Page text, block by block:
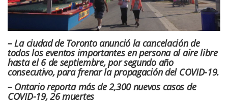
– La ciudad de Toronto anunció la cancelación de
todos los eventos importantes en persona al aire libre
hasta el 6 de septiembre, por segundo año
consecutivo, para frenar la propagación del COVID-19.
– Ontario reporta más de 2,300 nuevos casos de
COVID-19, 26 muertes